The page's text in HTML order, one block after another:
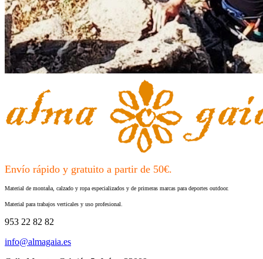
Envío rápido y gratuito a partir de 50€.
Material de montaña, calzado y ropa especializados y de primeras marcas para deportes outdoor.
Material para trabajos verticales y uso profesional.
953 22 82 82
info@almagaia.es